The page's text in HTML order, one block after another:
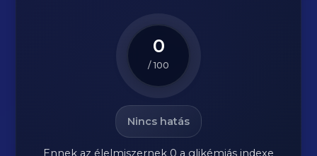
0
/ 100
Nincs hatás
Ennek az élelmiszernek 0 a glikémiás indexe